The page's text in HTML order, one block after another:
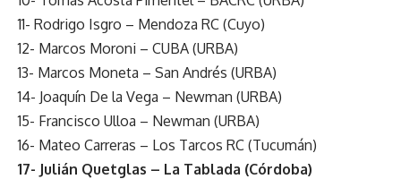
11- Rodrigo Isgro – Mendoza RC (Cuyo)
12- Marcos Moroni – CUBA (URBA)
13- Marcos Moneta – San Andrés (URBA)
14- Joaquín De la Vega – Newman (URBA)
15- Francisco Ulloa – Newman (URBA)
16- Mateo Carreras – Los Tarcos RC (Tucumán)
17- Julián Quetglas – La Tablada (Córdoba)